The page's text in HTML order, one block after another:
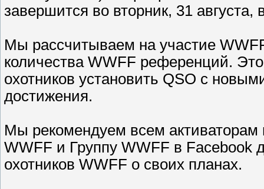
завершится во вторник, 31 августа,
Мы рассчитываем на участие
количества WWFF референций.
охотников установить QSO с
достижения.
Мы рекомендуем всем активаторам
WWFF и Группу WWFF в
охотников WWFF о своих планах.